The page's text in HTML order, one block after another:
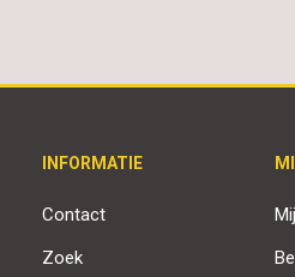
INFORMATIE
Contact
Zoek